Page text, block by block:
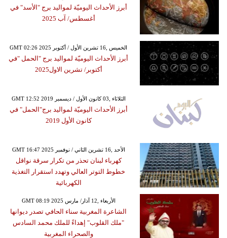
أبرز الأحداث اليوميّة لمواليد برج "الأسد" في
أغسطس/ آب 2025
GMT 02:26 2025 الخميس ,16 تشرين الأول / أكتوبر
أبرز الأحداث اليوميّة لمواليد برج "الحمل "في
أكتوبر/ تشرين الاول2025
GMT 12:52 2019 الثلاثاء ,03 كانون الأول / ديسمبر
أبرز الأحداث اليوميّة لمواليد برج"الحمل" في
كانون الأول 2019
GMT 16:47 2025 الأحد ,16 تشرين الثاني / نوفمبر
كهرباء لبنان تحذر من تكرار سرقة نواقل
خطوط التوتر العالي وتهدد استقرار التغذية
الكهربائية
GMT 08:19 2025 الأربعاء ,12 آذار/ مارس
الشاعرة المغربية سناء الحافي تصدر ديوانها
"ملك القلوب" إهداءً للملك محمد السادس
والصحراء المغربية